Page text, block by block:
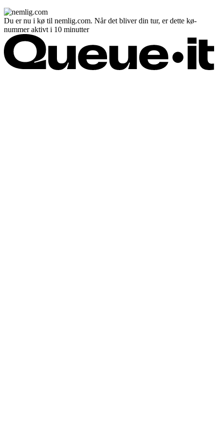
Du er nu i kø til nemlig.com. Når det bliver din tur, er dette kø-
nummer aktivt i 10 minutter